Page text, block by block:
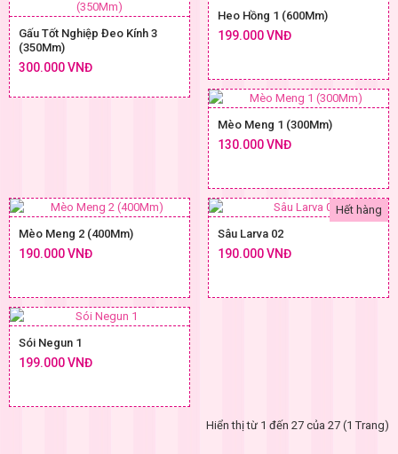
Gấu Tốt Nghiệp Đeo Kính 3
(350Mm)
300.000 VNĐ
Heo Hồng 1 (600Mm)
199.000 VNĐ
Mèo Meng 1 (300Mm)
130.000 VNĐ
Mèo Meng 2 (400Mm)
190.000 VNĐ
Hết hàng
Sâu Larva 02
190.000 VNĐ
Sói Negun 1
199.000 VNĐ
Hiển thị từ 1 đến 27 của 27 (1 Trang)